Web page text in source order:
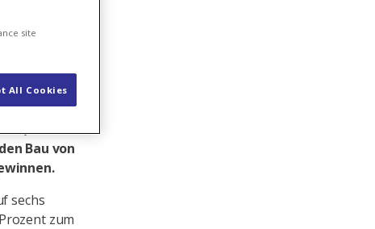
– und es
die
Bau von
sechs
zum
site
All Cookies